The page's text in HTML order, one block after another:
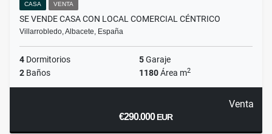
CASA VENTA
SE VENDE CASA CON LOCAL COMERCIAL CÉNTRICO
Villarrobledo, Albacete, España
4 Dormitorios 5Garaje
2 Baños 1180Área m2
Venta
€290.000EUR